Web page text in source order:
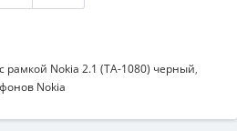
рамкой Nokia 2.1 (TA-1080) черный,
Nokia